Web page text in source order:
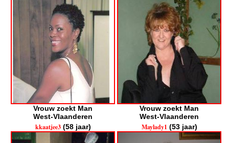
Vrouw zoekt Man
West-Vlaanderen
Vrouw zoekt Man
West-Vlaanderen
kkaatjee3(58 jaar) Maylady1 (53 jaar)